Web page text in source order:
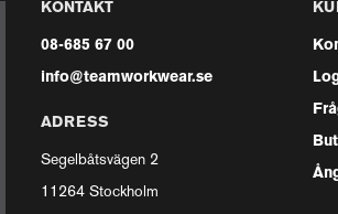
KONTAKT
08-685 67 00
info@teamworkwear.se
ADRESS
Segelbåtsvägen 2
11264 Stockholm